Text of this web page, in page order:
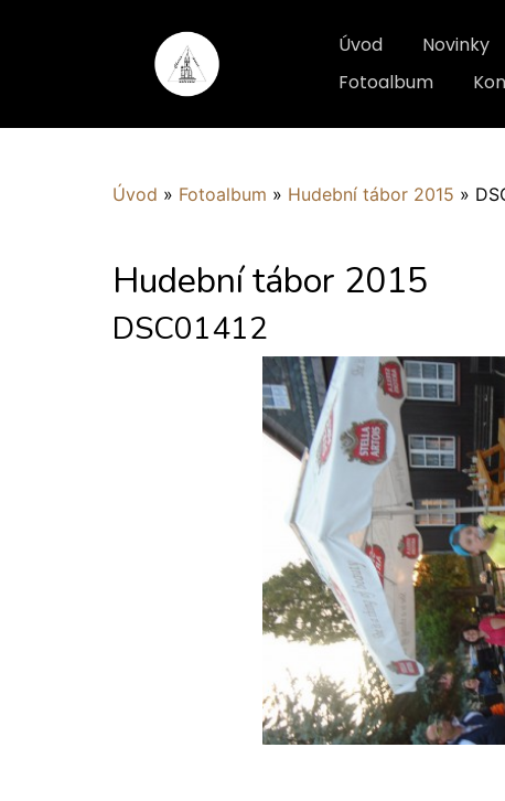
Úvod Novinky
Fotoalbum
Úvod » Fotoalbum » Hudební tábor 2015 »
Hudební tábor 2015
DSC01412